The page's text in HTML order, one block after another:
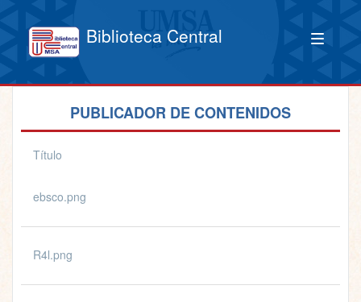
Biblioteca Central
PUBLICADOR DE CONTENIDOS
Título
ebsco.png
R4l.png